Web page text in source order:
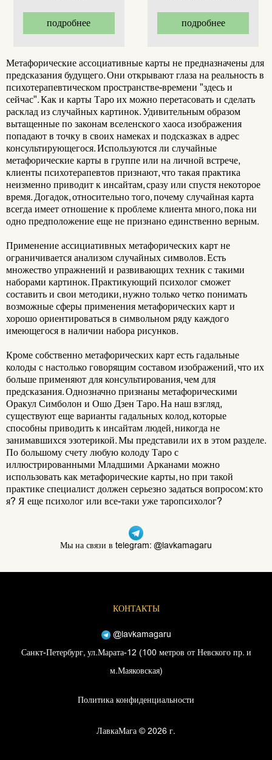
подробнее подробнее
Метафорические ассоциативные карты не предназначены для
предсказания будущего. Они открывают глаза на реальность в
психотерапевтическом пространстве-времени "здесь и
сейчас". Как и карты Таро их можно перетасовать и сделать
расклад из случайных картинок. Удивительным образом
вытащенные по законам вселенского хаоса изображения
попадают в точку в своих намеках и подсказках в адрес
консультирующегося. Используются ли случайные
метафорические карты в группе или на личной встрече,
клиенты психотерапевтов признают, что такая практика
неизменно приводит к инсайтам, сразу или спустя некоторое
время. Догадок, относительно того, почему случайная карта
всегда имеет отношение к проблеме клиента много, пока ни
одно предположение еще не признано единственно верным.
Применение ассициативных метафорических карт не
ограничивается анализом случайных символов. Есть
множество упражнений и развивающих техник с такими
наборами картинок. Практикующий психолог сможет
составить и свои методики, нужно только четко понимать
возможные сферы применения метафорических карт и
хорошо ориентироваться в символьном ряду каждого
имеющегося в наличии набора рисунков.
Кроме собственно метафорических карт есть гадальные
колоды с настолько говорящим составом изображений, что их
больше применяют для консультирования, чем для
предсказания. Однозначно признаны метафорическими
Оракул Симболон и Ошо Дзен Таро. На наш взгляд,
существуют еще варианты гадальных колод, которые
способны приводить к инсайтам людей, никогда не
занимавшихся эзотерикой. Мы представили их в этом разделе.
По большому счету любую колоду Таро с
иллюстрированными Младшими Арканами можно
использовать как метафорические карты, но при такой
практике специалист должен серьезно задаться вопросом: кто
я? Я еще психолог или все-таки уже таропсихолог?
Мы на связи в telegram: @lavkamagaru
КОНТАКТЫ
@lavkamagaru
Санкт-Петербург, ул.Марата-12 (100 метров от Невского пр. и
м.Маяковская)
Политика конфиденциальности
ЛавкаМага © 2026 г.